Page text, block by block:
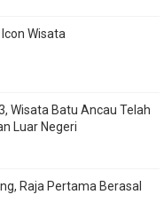
Wisata
Wisata Batu Ancau Telah
Luar Negeri
Raja Pertama Berasal